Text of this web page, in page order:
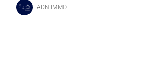
ADN IMMO